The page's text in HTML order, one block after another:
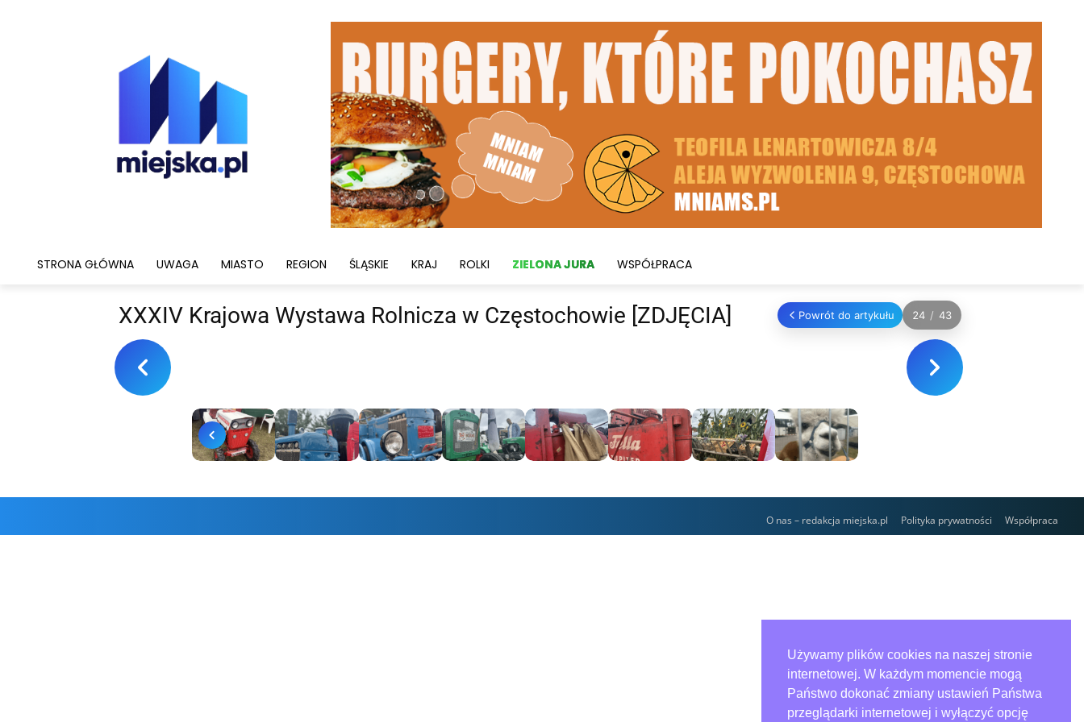
Używamy plików cookies na naszej stronie
internetowej. W każdym momencie mogą
Państwo dokonać zmiany ustawień Państwa
przeglądarki internetowej i wyłączyć opcję
STRONA GŁÓWNA UWAGA MIASTO REGION ŚLĄSKIE KRAJ ROLKI ZIELONA JURA WSPÓŁPRACA
XXXIV Krajowa Wystawa Rolnicza w Częstochowie [ZDJĘCIA] Powrót do artykułu 24 / 43
O nas – redakcja miejska.pl Polityka prywatności Współpraca